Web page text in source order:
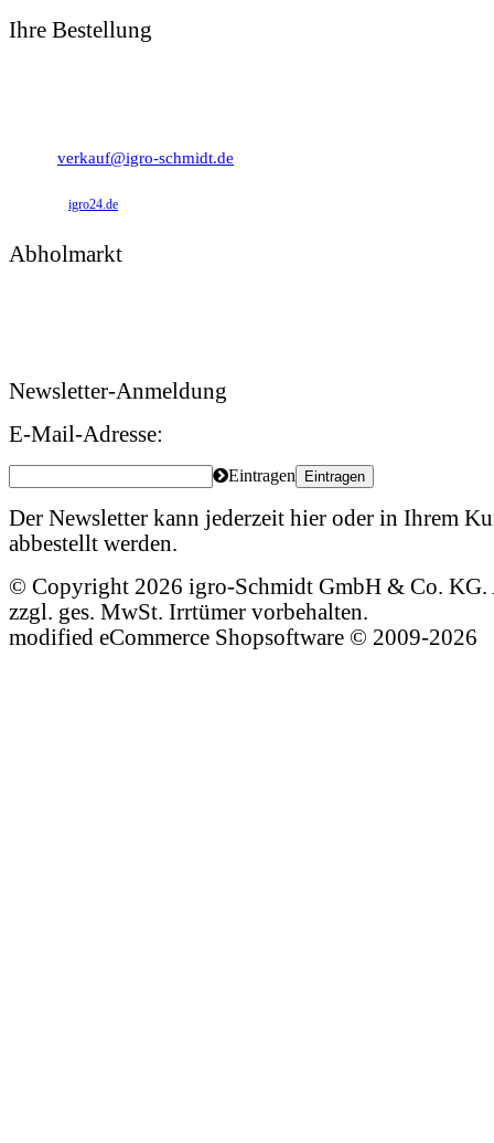
Ihre Bestellung
verkauf@igro-schmidt.de
igro24.de
Abholmarkt
Newsletter-Anmeldung
E-Mail-Adresse:
Eintragen Eintragen
Der Newsletter kann jederzeit hier oder in Ihrem
abbestellt werden.
© Copyright 2026 igro-Schmidt GmbH & Co. KG.
zzgl. ges. MwSt. Irrtümer vorbehalten.
modified eCommerce Shopsoftware © 2009-2026